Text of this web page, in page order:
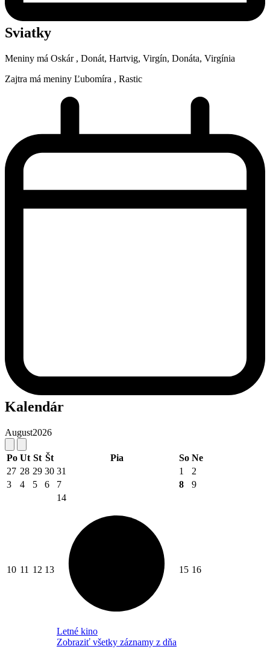
Sviatky
Meniny má Oskár , Donát, Hartvig, Virgín, Donáta, Virgínia
Zajtra má meniny Ľubomíra , Rastic
Kalendár
August2026
Po Ut St Št Pia So Ne
27 28 29 30 31 1
2
3
4 5 6 7 8 9
10 11 12 13
14
Letné kino
Zobraziť všetky záznamy z dňa
15 16